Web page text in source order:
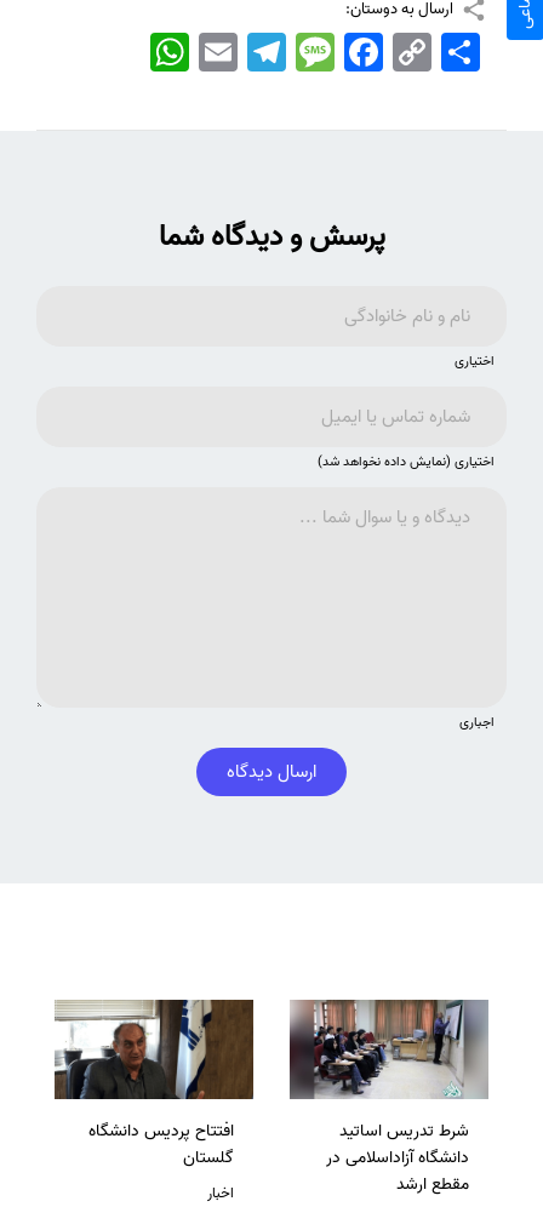
ارسال به دوستان:
WhatsApp EmailTelegramMessageFacebook Copy
Link
اشتراک
پرسش و دیدگاه شما
اختیاری
اختیاری (نمایش داده نخواهد شد)
اجباری
ارسال دیدگاه
شرط تدریس اساتید
دانشگاه آزاداسلامی در
مقطع ارشد
افتتاح پردیس دانشگاه
گلستان
اخبار